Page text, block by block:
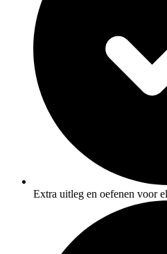
Extra uitleg en oefenen voor